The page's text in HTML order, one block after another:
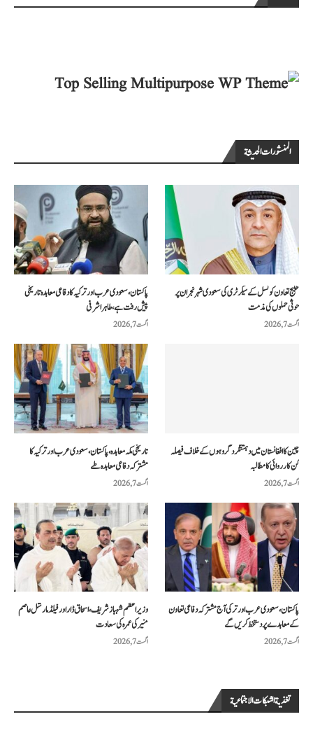
المنشورات الحديثة
پاکستان، سعودی عرب اور ترکیہ کا دفاعی معاہدہ تاریخی
پیش رفت ہے، طاہر اشرفی
اگست 7, 2026
خلیج تعاون کونسل کے سیکرٹری کی سعودی شہر نجران پر
حوثی حملوں کی مذمت
اگست 7, 2026
تاریخی مکہ معاہدہ، پاکستان، سعودی عرب اور ترکیہ کا
مشترکہ دفاعی معاہدہ طے
اگست 7, 2026
چین کا افغانستان میں دہشتگرد گروہوں کے خلاف فیصلہ
کن کارروائی کا مطالبہ
اگست 7, 2026
وزیراعظم شہباز شریف، اسحاق ڈار اور فیلڈ مارشل عاصم
منیر کی عمرہ کی سعادت
اگست 7, 2026
پاکستان، سعودی عرب اور ترکی آج مشترکہ دفاعی تعاون
کے معاہدے پر دستخط کریں گے
اگست 7, 2026
تغذية الشبكات الاجتماعية